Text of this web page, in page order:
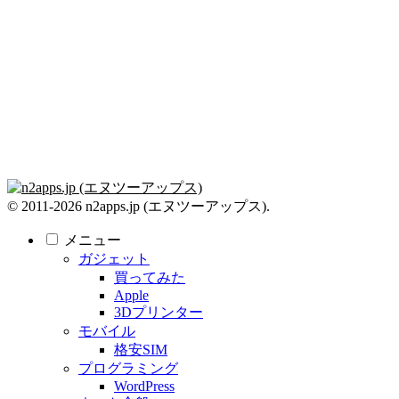
© 2011-2026 n2apps.jp (エヌツーアップス).
メニュー
ガジェット
買ってみた
Apple
3Dプリンター
モバイル
格安SIM
プログラミング
WordPress